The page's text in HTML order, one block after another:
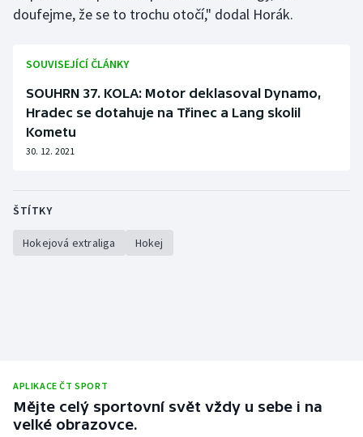
doufejme, že se to trochu otočí," dodal Horák.
SOUVISEJÍCÍ ČLÁNKY
SOUHRN 37. KOLA: Motor deklasoval Dynamo,
Hradec se dotahuje na Třinec a Lang skolil
Kometu
30. 12. 2021
ŠTÍTKY
Hokejová extraliga Hokej
APLIKACE ČT SPORT
Mějte celý sportovní svět vždy u sebe i na
velké obrazovce.